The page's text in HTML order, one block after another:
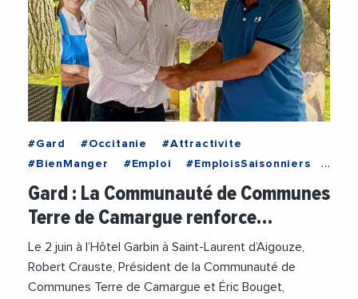
#Gard #Occitanie
#Attractivite
#BienManger
#Emploi
#EmploisSaisonniers
#Hotellerie
#HotellerieRestauration
#Restauration
#RobertCrauste
#TerreDeCamargue
#Tourisme
#TransitionEcologique
#UMIH #UMIH30
Gard : La Communauté de Communes
Terre de Camargue renforce…
Le 2 juin à l’Hôtel Garbin à Saint-Laurent d’Aigouze,
Robert Crauste, Président de la Communauté de
Communes Terre de Camargue et Éric Bouget,